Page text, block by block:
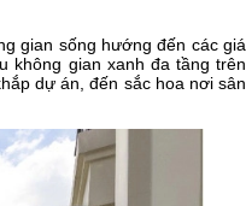
gian sống hướng đến các giá
không gian xanh đa tầng trên
dự án, đến sắc hoa nơi sân